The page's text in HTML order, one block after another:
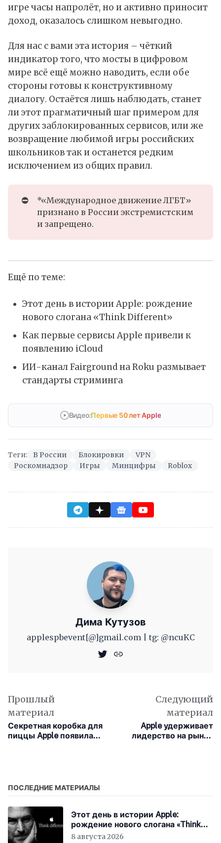
игре часы напролёт, но и активно приносит
доход, оказалось слишком невыгодно.
Для нас с вами эта история – чёткий
индикатор того, что мосты в цифровом
мире всё ещё можно наводить, если обе
стороны готовы к конструктивному
диалогу. Остаётся лишь наблюдать, станет
ли этот прагматичный шаг примером для
других заблокированных сервисов, или же
возвращение любимой игры российских
школьников так и останется редким
исключением из общих правил.
⛔
*«Международное движение ЛГБТ»
признано в России экстремистским
и запрещено.
Ещё по теме:
Этот день в истории Apple: рождение
нового слогана «Think Different»
Как первые сервисы Apple привели к
появлению iCloud
ИИ-канал Fairground на Roku размывает
стандарты стриминга
Видео:Первые 50 лет Apple
Теги: В России Блокировки
VPN
Роскомнадзор
Игры Минцифры Roblox
Дима Кутузов
applespbevent[@]gmail.com | tg: @ncuKC
Прошлый
материал
Секретная коробка для
пиццы Apple появилась
Следующий
материал
Apple удерживает
лидерство на рынке
ПОСЛЕДНИЕ МАТЕРИАЛЫ
Этот день в истории Apple:
рождение нового слогана «Think
Different»
8 августа 2026